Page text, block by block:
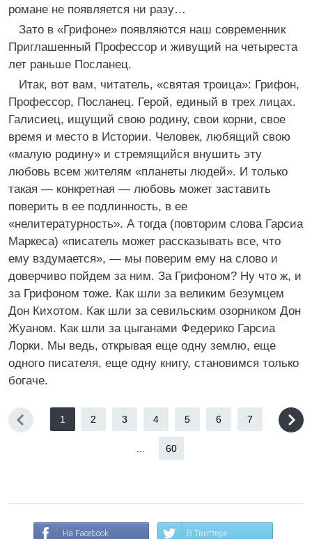
романе не появляется ни разу…
Зато в «Грифоне» появляются наш современник
Приглашенный Профессор и живущий на четыреста
лет раньше Посланец.
Итак, вот вам, читатель, «святая троица»: Грифон,
Профессор, Посланец. Герой, единый в трех лицах.
Галисиец, ищущий свою родину, свои корни, свое
время и место в Истории. Человек, любящий свою
«малую родину» и стремящийся внушить эту
любовь всем жителям «планеты людей». И только
такая — конкретная — любовь может заставить
поверить в ее подлинность, в ее
«нелитературность». А тогда (повторим слова Гарсиа
Маркеса) «писатель может рассказывать все, что
ему вздумается», — мы поверим ему на слово и
доверчиво пойдем за ним. За Грифоном? Ну что ж, и
за Грифоном тоже. Как шли за великим безумцем
Дон Кихотом. Как шли за севильским озорником Дон
Жуаном. Как шли за цыганами Федерико Гарсиа
Лорки. Мы ведь, открывая еще одну землю, еще
одного писателя, еще одну книгу, становимся только
богаче.
1 2 3 4 5 6 7
60
На Facebook В Твиттере